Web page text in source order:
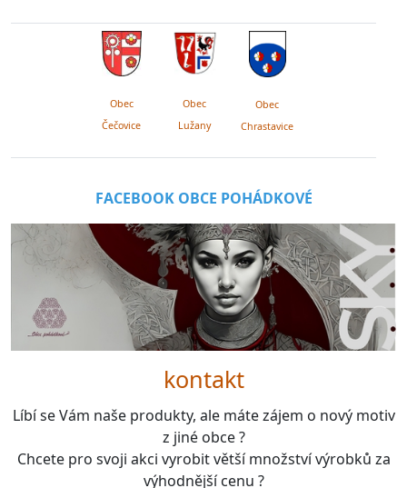
Obec
Čečovice
Obec
Lužany
Obec
Chrastavice
FACEBOOK OBCE POHÁDKOVÉ
kontakt
Líbí se Vám naše produkty, ale máte zájem o nový motiv
z jiné obce ?
Chcete pro svoji akci vyrobit větší množství výrobků za
výhodnější cenu ?